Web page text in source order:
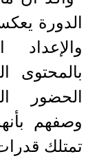
الدورة
بالمحتوى
الحضور
وصفهم
تمتلك